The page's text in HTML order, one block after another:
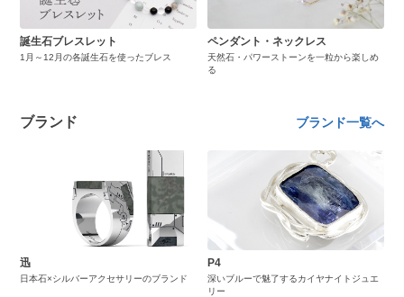
誕生石ブレスレット
1月～12月の各誕生石を使ったブレス
ペンダント・ネックレス
天然石・パワーストーンを一粒から楽しめ
る
ブランド ブランド一覧へ
迅
日本石×シルバーアクセサリーのブランド
P4
深いブルーで魅了するカイヤナイトジュエ
リー